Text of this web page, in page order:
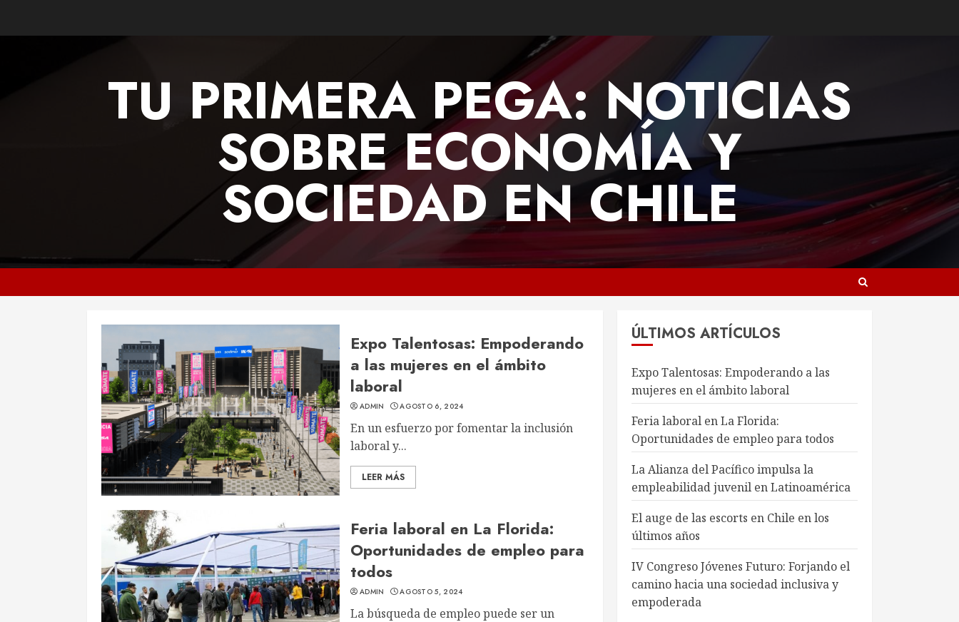
TU PRIMERA PEGA: NOTICIAS
SOBRE ECONOMÍA Y
SOCIEDAD EN CHILE
Expo Talentosas: Empoderando
a las mujeres en el ámbito
laboral
ADMIN AGOSTO 6, 2024
En un esfuerzo por fomentar la inclusión
laboral y...
LEER MÁS
Feria laboral en La Florida:
Oportunidades de empleo para
todos
ADMIN AGOSTO 5, 2024
La búsqueda de empleo puede ser un
ÚLTIMOS ARTÍCULOS
Expo Talentosas: Empoderando a las
mujeres en el ámbito laboral
Feria laboral en La Florida:
Oportunidades de empleo para todos
La Alianza del Pacífico impulsa la
empleabilidad juvenil en Latinoamérica
El auge de las escorts en Chile en los
últimos años
IV Congreso Jóvenes Futuro: Forjando el
camino hacia una sociedad inclusiva y
empoderada